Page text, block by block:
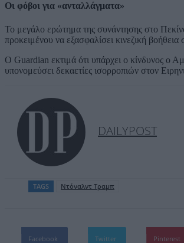
Οι φόβοι για «ανταλλάγματα»
Το μεγάλο ερώτημα της συνάντησης στο
προκειμένου να εξασφαλίσει κινεζική
Ο Guardian εκτιμά ότι υπάρχει ο κίνδυνος ο
υπονομεύσει δεκαετίες ισορροπιών στον
DAILYPOST
TAGS Ντόναλντ Τραμπ
Facebook Twitter Pinterest